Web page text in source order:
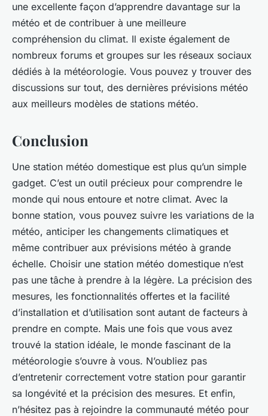
une excellente façon d’apprendre davantage sur la
météo et de contribuer à une meilleure
compréhension du climat. Il existe également de
nombreux forums et groupes sur les réseaux sociaux
dédiés à la météorologie. Vous pouvez y trouver des
discussions sur tout, des dernières prévisions météo
aux meilleurs modèles de stations météo.
Conclusion
Une station météo domestique est plus qu’un simple
gadget. C’est un outil précieux pour comprendre le
monde qui nous entoure et notre climat. Avec la
bonne station, vous pouvez suivre les variations de la
météo, anticiper les changements climatiques et
même contribuer aux prévisions météo à grande
échelle. Choisir une station météo domestique n’est
pas une tâche à prendre à la légère. La précision des
mesures, les fonctionnalités offertes et la facilité
d’installation et d’utilisation sont autant de facteurs à
prendre en compte. Mais une fois que vous avez
trouvé la station idéale, le monde fascinant de la
météorologie s’ouvre à vous. N’oubliez pas
d’entretenir correctement votre station pour garantir
sa longévité et la précision des mesures. Et enfin,
n’hésitez pas à rejoindre la communauté météo pour